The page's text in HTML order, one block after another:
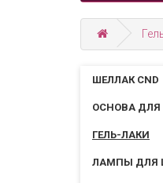
ШЕЛЛАК CND
ОСНОВА ДЛЯ
ГЕЛЬ-ЛАКИ
ЛАМПЫ ДЛЯ